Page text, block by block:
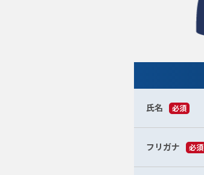
氏名 必須
フリガナ 必須